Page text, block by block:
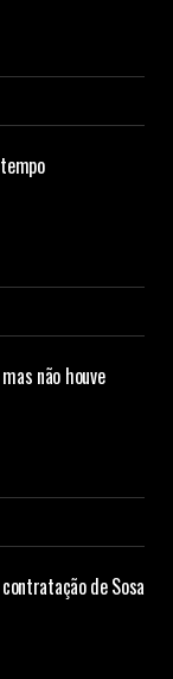
não houve
de Sosa